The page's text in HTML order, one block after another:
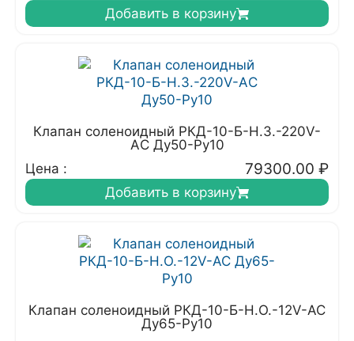
Добавить в корзину
Клапан соленоидный РКД-10-Б-Н.З.-220V-
АC Ду50-Ру10
Цена :
79300.00 ₽
Добавить в корзину
Клапан соленоидный РКД-10-Б-Н.О.-12V-AC
Ду65-Ру10